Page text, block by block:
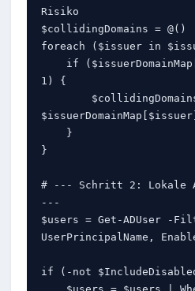
Risiko
$collidingDomains = @()
foreach ($issuer in
1) {
$issuerDomainMap[$issuer]
}
# --- Schritt 2: Lokale
---
$users = Get-ADUser -
UserPrincipalName,
if (-not